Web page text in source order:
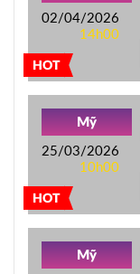
HOT
02/04/2026
14h00
HOT
Mỹ
25/03/2026
10h00
Mỹ